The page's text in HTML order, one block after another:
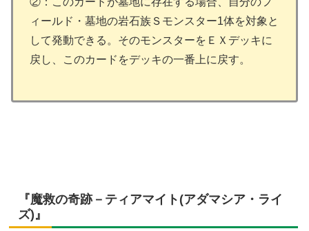
ィールド・墓地の岩石族Ｓモンスター1体を対象と
して発動できる。そのモンスターをＥＸデッキに
戻し、このカードをデッキの一番上に戻す。
『魔救の奇跡－ティアマイト(アダマシア・ライ
ズ)』